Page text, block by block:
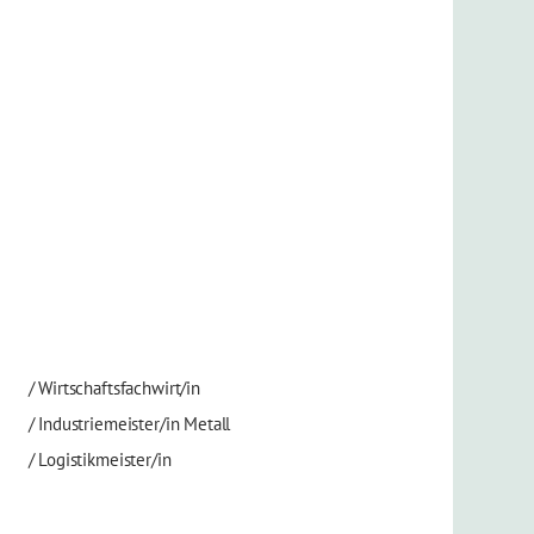
/Wirtschaftsfachwirt/in
/Industriemeister/in Metall
/Logistikmeister/in